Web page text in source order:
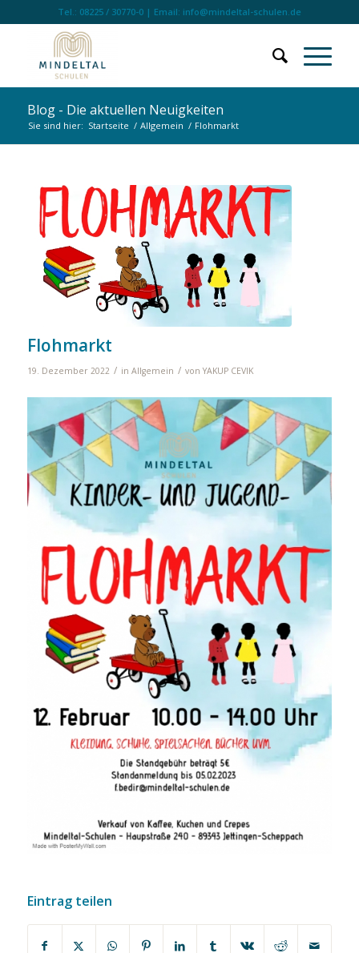
Tel.: 08225 / 30770-0 | Email: info@mindeltal-schulen.de
Blog - Die aktuellen Neuigkeiten
Sie sind hier: Startseite / Allgemein / Flohmarkt
Flohmarkt
19. Dezember 2022 / in Allgemein / von YAKUP CEVIK
Eintrag teilen